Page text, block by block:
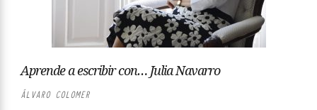
Aprende a escribir con… Julia Navarro
ÁLVARO COLOMER